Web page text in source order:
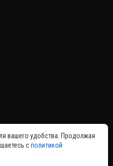
вашего удобства. Продолжая
сполитикой